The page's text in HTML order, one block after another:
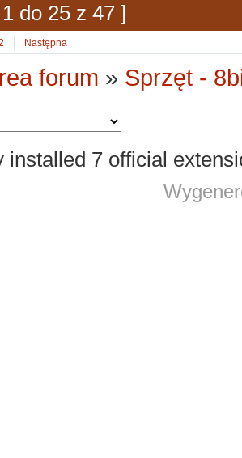
do 25 z 47 ]
Następna
forum » Sprzęt -
installed 7 official